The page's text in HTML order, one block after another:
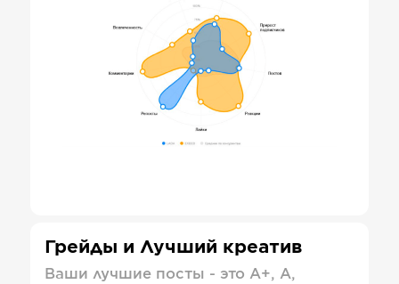
Грейды и Лучший креатив
Ваши лучшие посты - это А+, А,